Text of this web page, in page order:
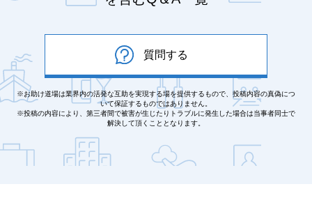
質問する
※お助け道場は業界内の活発な互助を実現する場を提供するもので、投稿内容の真偽につ
いて保証するものではありません。
※投稿の内容により、第三者間で被害が生じたりトラブルに発生した場合は当事者同士で
解決して頂くこととなります。